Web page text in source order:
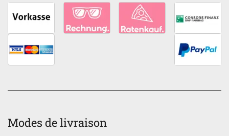
Modes de livraison